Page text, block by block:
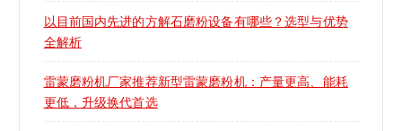
以目前国内先进的方解石磨粉设备有哪些？选型与优势
全解析
雷蒙磨粉机厂家推荐新型雷蒙磨粉机：产量更高、能耗
更低，升级换代首选